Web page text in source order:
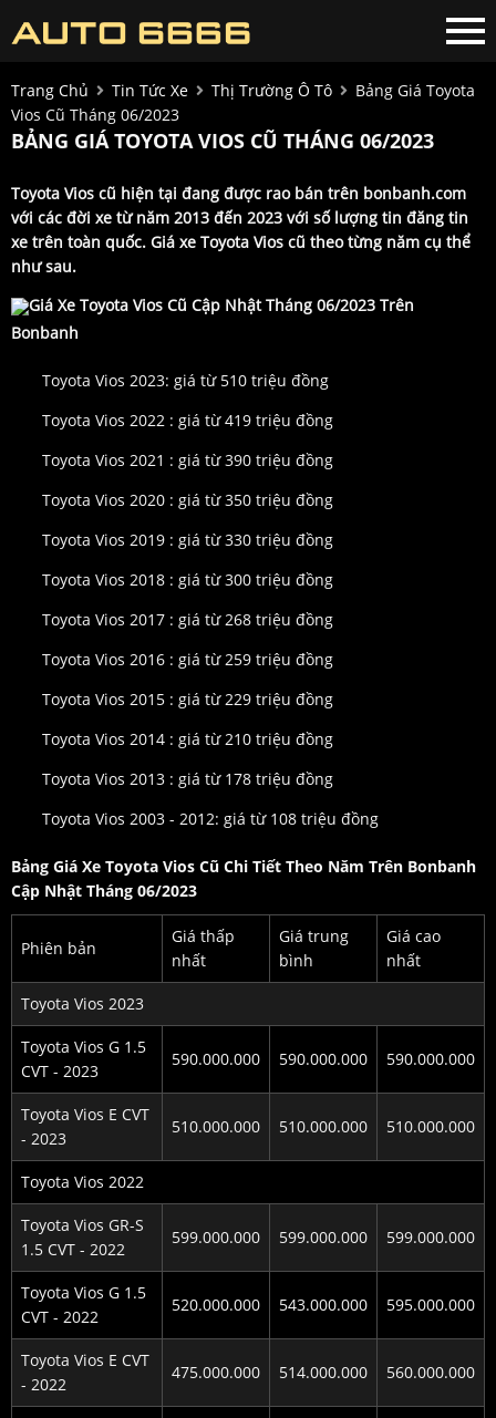
Trang Chủ Tin Tức Xe Thị Trường Ô Tô
Bảng Giá Toyota
Vios Cũ Tháng 06/2023
BẢNG GIÁ TOYOTA VIOS CŨ THÁNG 06/2023
Toyota Vios cũ hiện tại đang được rao bán trên bonbanh.com
với các đời xe từ năm 2013 đến 2023 với số lượng tin đăng tin
xe trên toàn quốc. Giá xe Toyota Vios cũ theo từng năm cụ thể
như sau.
Giá Xe Toyota Vios Cũ Cập Nhật Tháng 06/2023 Trên
Bonbanh
Toyota Vios 2023: giá từ 510 triệu đồng
Toyota Vios 2022 : giá từ 419 triệu đồng
Toyota Vios 2021 : giá từ 390 triệu đồng
Toyota Vios 2020 : giá từ 350 triệu đồng
Toyota Vios 2019 : giá từ 330 triệu đồng
Toyota Vios 2018 : giá từ 300 triệu đồng
Toyota Vios 2017 : giá từ 268 triệu đồng
Toyota Vios 2016 : giá từ 259 triệu đồng
Toyota Vios 2015 : giá từ 229 triệu đồng
Toyota Vios 2014 : giá từ 210 triệu đồng
Toyota Vios 2013 : giá từ 178 triệu đồng
Toyota Vios 2003 - 2012: giá từ 108 triệu đồng
Bảng Giá Xe Toyota Vios Cũ Chi Tiết Theo Năm Trên Bonbanh
Cập Nhật Tháng 06/2023
Phiên bản
Giá thấp
nhất
Giá trung
bình
Giá cao
nhất
Toyota Vios 2023
Toyota Vios G 1.5
CVT - 2023
590.000.000 590.000.000 590.000.000
Toyota Vios E CVT
- 2023
510.000.000 510.000.000 510.000.000
Toyota Vios 2022
Toyota Vios GR-S
1.5 CVT - 2022
599.000.000 599.000.000 599.000.000
Toyota Vios G 1.5
CVT - 2022
520.000.000 543.000.000 595.000.000
Toyota Vios E CVT
- 2022
475.000.000 514.000.000 560.000.000